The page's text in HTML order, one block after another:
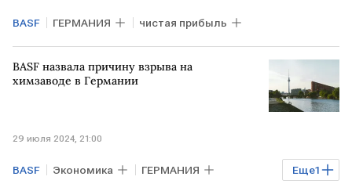
BASF ГЕРМАНИЯ чистая прибыль
BASF назвала причину взрыва на
химзаводе в Германии
29 июля 2024, 21:00
Еще1
BASF Экономика ГЕРМАНИЯ